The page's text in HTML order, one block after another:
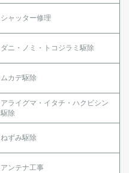
シャッター修理
ダニ・ノミ・トコジラミ駆除
ムカデ駆除
アライグマ・イタチ・ハクビシン
駆除
ねずみ駆除
アンテナ工事